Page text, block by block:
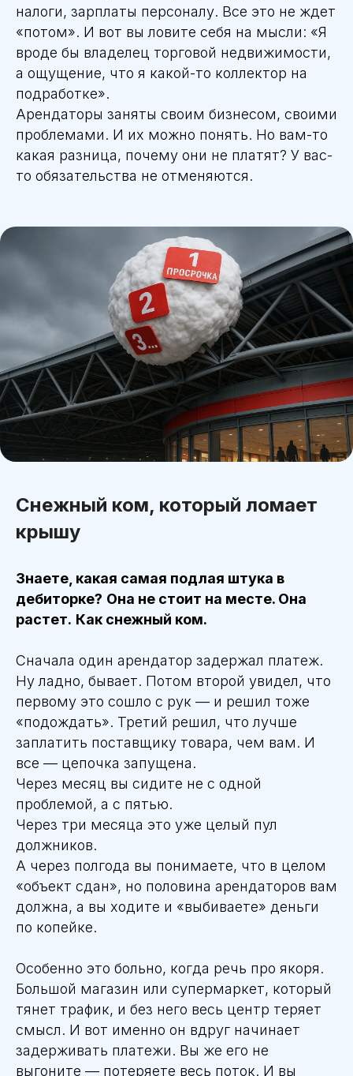
налоги, зарплаты персоналу. Все это не ждет
«потом». И вот вы ловите себя на мысли: «Я
вроде бы владелец торговой недвижимости,
а ощущение, что я какой-то коллектор на
подработке».
Арендаторы заняты своим бизнесом, своими
проблемами. И их можно понять. Но вам-то
какая разница, почему они не платят? У вас-
то обязательства не отменяются.
Снежный ком, который ломает
крышу
Знаете, какая самая подлая штука в
дебиторке? Она не стоит на месте. Она
растет. Как снежный ком.
Сначала один арендатор задержал платеж.
Ну ладно, бывает. Потом второй увидел, что
первому это сошло с рук — и решил тоже
«подождать». Третий решил, что лучше
заплатить поставщику товара, чем вам. И
все — цепочка запущена.
Через месяц вы сидите не с одной
проблемой, а с пятью.
Через три месяца это уже целый пул
должников.
А через полгода вы понимаете, что в целом
«объект сдан», но половина арендаторов вам
должна, а вы ходите и «выбиваете» деньги
по копейке.
Особенно это больно, когда речь про якоря.
Большой магазин или супермаркет, который
тянет трафик, и без него весь центр теряет
смысл. И вот именно он вдруг начинает
задерживать платежи. Вы же его не
выгоните — потеряете весь поток. И вы